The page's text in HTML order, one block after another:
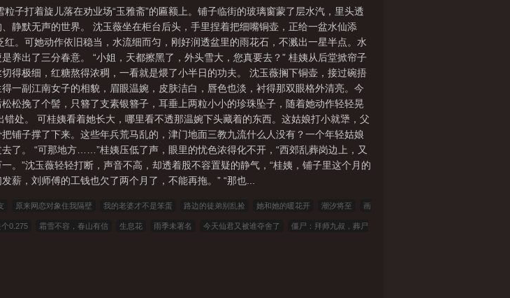
子打着旋儿落在劝业场“玉雅斋”的匾额上。铺子临街的玻璃窗蒙了层水汽，里头透
静默无声的世界。 沈玉薇坐在柜台后头，手里捏着把细嘴铜壶，正给一盆水仙添
。可她动作依旧稳当，水流细而匀，刚好润透盆里的雨花石，不溅出一星半点。水
养出了三分春意。 “小姐，天都擦黑了，外头雪大，您真要去？” 桂姨从后堂掀帘子
得极细，红糖熬得浓稠，一看就是煨了小半日的功夫。 沈玉薇搁下铜壶，接过碗捂
一副江南女子的相貌，眉眼温婉，皮肤洁白，唇色也淡，衬得那双眼格外清亮。今
松挽了个髻，只簪了支素银簪子，耳垂上两粒小小的珍珠坠子，随着她动作轻轻晃
处。 可桂姨看着她长大，哪里看不透那温婉下头藏着的东西。这姑娘打小就犟，父
铺子撑了下来。这些年兵荒马乱的，津门地面三教九流什么人没有？一个年轻姑娘
了。 “可那地方……”桂姨压低了声，眼里的忧色浓得化不开，“西郊乱葬岗边上，又
”沈玉薇轻轻打断，声音不高，却透着股不容置疑的静气，“桂姨，铺子里这个月的
，刘师傅的工钱也欠了两个月了，不能再拖。” “那也...
原来网恋对象住我隔壁 我的老婆才不是笨蛋 路边的徒弟别乱捡 她和她的暖花开 潮汐将至 画
0.275 霜雪不容，春山有信 生息花 雨季未署名 今天仙君又被谁夺舍了 僵尸：拜师九叔，葬尸